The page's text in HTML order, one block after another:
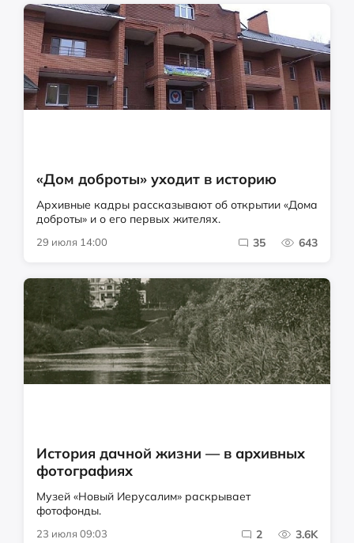
«Дом доброты» уходит в историю
Архивные кадры рассказывают об открытии «Дома
доброты» и о его первых жителях.
29 июля 14:00 35 643
История дачной жизни — в архивных
фотографиях
Музей «Новый Иерусалим» раскрывает
фотофонды.
23 июля 09:03 2 3.6K